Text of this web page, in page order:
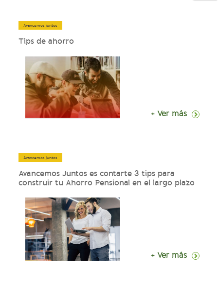
Avancemos juntos
Tips de ahorro
+ Ver más
Avancemos juntos
Avancemos Juntos es contarte 3 tips para
construir tu Ahorro Pensional en el largo plazo
+ Ver más